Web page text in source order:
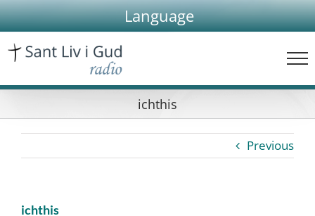
Skip
to
content
Language
ichthis
Previous
ichthis